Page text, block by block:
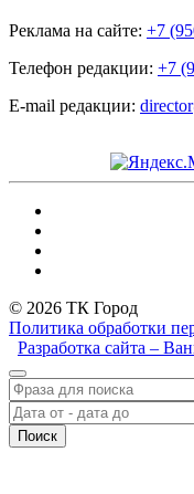
Реклама на сайте: +7
Телефон редакции: +7
E-mail редакции:
© 2026 ТК Город
Политика обработки
Разработка сайта –
Поиск